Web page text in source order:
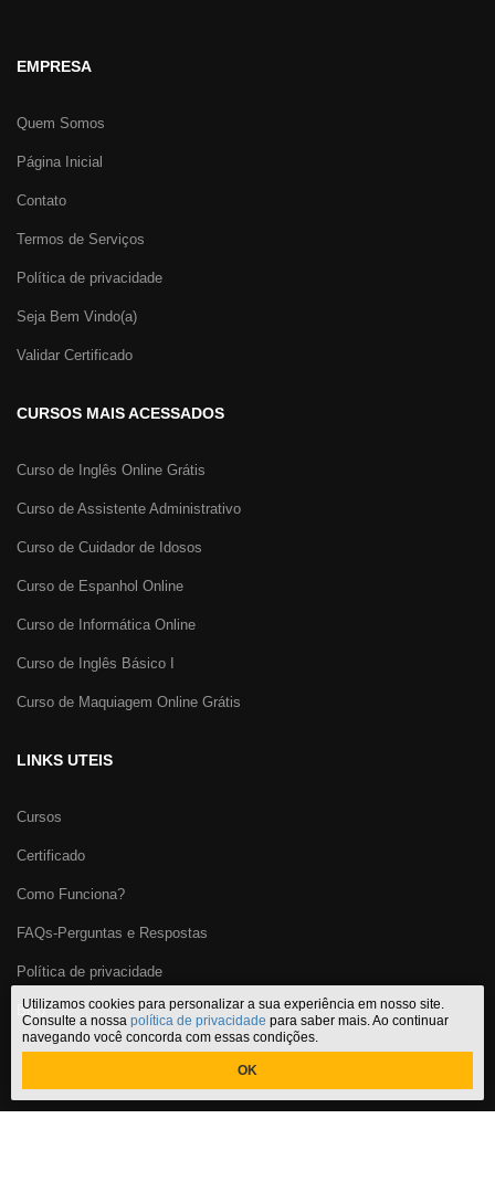
EMPRESA
Quem Somos
Página Inicial
Contato
Termos de Serviços
Política de privacidade
Seja Bem Vindo(a)
Validar Certificado
CURSOS MAIS ACESSADOS
Curso de Inglês Online Grátis
Curso de Assistente Administrativo
Curso de Cuidador de Idosos
Curso de Espanhol Online
Curso de Informática Online
Curso de Inglês Básico I
Curso de Maquiagem Online Grátis
LINKS UTEIS
Cursos
Certificado
Como Funciona?
FAQs-Perguntas e Respostas
Política de privacidade
Blog
Utilizamos cookies para personalizar a sua experiência em nosso site.
Consulte a nossa política de privacidade para saber mais. Ao continuar
navegando você concorda com essas condições.
OK